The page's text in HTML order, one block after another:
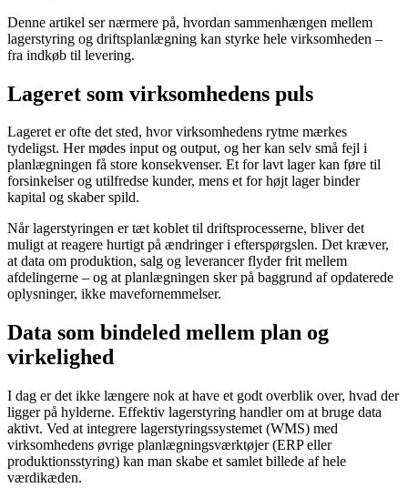
Denne artikel ser nærmere på, hvordan sammenhængen mellem
lagerstyring og driftsplanlægning kan styrke hele virksomheden –
fra indkøb til levering.
Lageret som virksomhedens puls
Lageret er ofte det sted, hvor virksomhedens rytme mærkes
tydeligst. Her mødes input og output, og her kan selv små fejl i
planlægningen få store konsekvenser. Et for lavt lager kan føre til
forsinkelser og utilfredse kunder, mens et for højt lager binder
kapital og skaber spild.
Når lagerstyringen er tæt koblet til driftsprocesserne, bliver det
muligt at reagere hurtigt på ændringer i efterspørgslen. Det kræver,
at data om produktion, salg og leverancer flyder frit mellem
afdelingerne – og at planlægningen sker på baggrund af opdaterede
oplysninger, ikke mavefornemmelser.
Data som bindeled mellem plan og
virkelighed
I dag er det ikke længere nok at have et godt overblik over, hvad der
ligger på hylderne. Effektiv lagerstyring handler om at bruge data
aktivt. Ved at integrere lagerstyringssystemet (WMS) med
virksomhedens øvrige planlægningsværktøjer (ERP eller
produktionsstyring) kan man skabe et samlet billede af hele
værdikæden.